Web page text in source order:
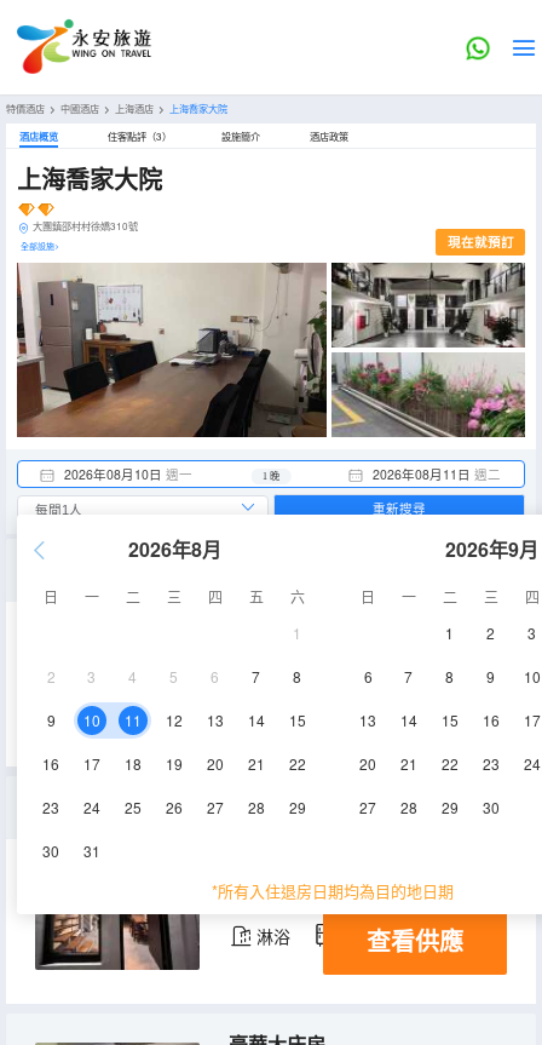
特價酒店 > 中國酒店 > 上海酒店 > 上海喬家大院
酒店概览 住客點評（3） 設施簡介 酒店政策
上海喬家大院
大團鎮邵村村徐嬌310號
全部設施> 現在就預訂
2026年08月10日 週一 2026年08月11日 週二
1 晚
2026年8月
日 一 二 三 四 五
六
1
2 3 4 5 6 7 8
9 10 11 12 13 14 15
16 17 18 19 20 21 22
23 24 25 26 27 28 29
30 31
2026年9月
日 一 二 三
四
1
2 3
6 7 8 9 10
13 14 15 16 17
20 21 22 23 24
27 28 29 30
*所有入住退房日期均為目的地日期
重新搜尋
40-50㎡ 空調
複式大床房
45-50㎡ 1層 空調
淋浴 冰箱查看供應